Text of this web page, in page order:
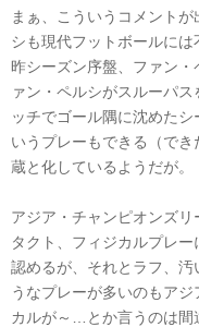
まぁ、こういうコメント
シも現代フットボールには
昨シーズン序盤、ファン
ァン・ペルシがスルーパ
ッチでゴール隅に沈めた
いうプレーもできる（で
蔵と化しているようだが。
アジア・チャンピオンズ
タクト、フィジカルプレ
認めるが、それとラフ、
うなプレーが多いのもア
カルが～…とか言うのは間